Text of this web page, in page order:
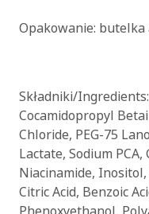
Opakowanie:
Składniki/
Cocamidopropyl
Chloride, PEG-75
Lactate, Sodium
Niacinamide, Inositol,
Citric Acid, Benzoic